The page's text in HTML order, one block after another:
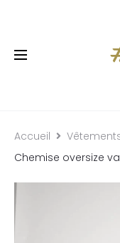
Accueil
Chemise oversize